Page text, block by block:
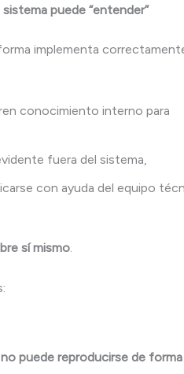
puede “entender”
implementa
conocimiento interno para
fuera del sistema,
con ayuda del equipo
sí mismo
no puede reproducirse de forma